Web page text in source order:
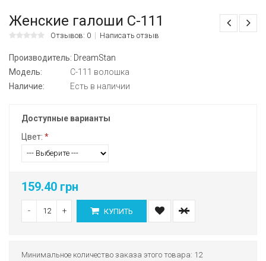
Женские галоши С-111
Отзывов: 0 Написать отзыв
Производитель: DreamStan
Модель:
С-111 волошка
Наличие:
Есть в наличии
Доступные варианты
Цвет: *
159.40 грн
- + КУПИТЬ
Минимальное количество заказа этого товара: 12